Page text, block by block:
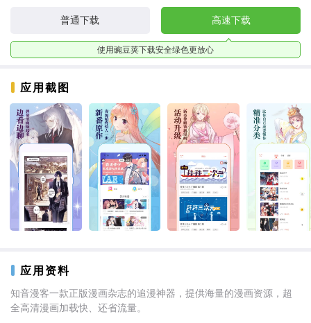
普通下载 高速下载
使用豌豆荚下载安全绿色更放心
应用截图
应用资料
知音漫客一款正版漫画杂志的追漫神器，提供海量的漫画资源，超
全高清漫画加载快、还省流量。